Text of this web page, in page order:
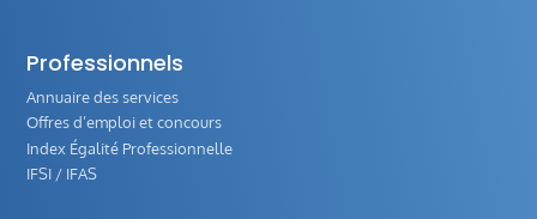
Professionnels
Annuaire des services
Offres d’emploi et concours
Index Égalité Professionnelle
IFSI / IFAS